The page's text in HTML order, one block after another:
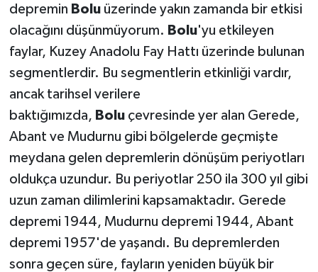
depremin Boluüzerinde yakın zamanda bir etkisi
olacağını düşünmüyorum. Bolu'yu etkileyen
faylar, Kuzey Anadolu Fay Hattı üzerinde bulunan
segmentlerdir. Bu segmentlerin etkinliği vardır,
ancak tarihsel verilere
baktığımızda, Boluçevresinde yer alan Gerede,
Abant ve Mudurnu gibi bölgelerde geçmişte
meydana gelen depremlerin dönüşüm periyotları
oldukça uzundur. Bu periyotlar 250 ila 300 yıl gibi
uzun zaman dilimlerini kapsamaktadır. Gerede
depremi 1944, Mudurnu depremi 1944, Abant
depremi 1957'de yaşandı. Bu depremlerden
sonra geçen süre, fayların yeniden büyük bir